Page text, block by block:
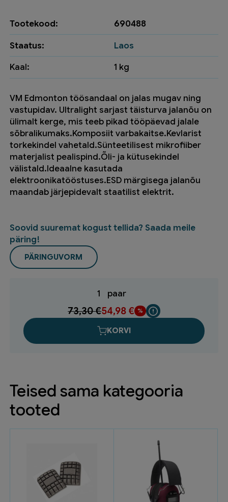
Tootekood: 690488
Staatus: Laos
Kaal: 1 kg
VM Edmonton töösandaal on jalas mugav ning
vastupidav. Ultralight sarjast täisturva jalanõu on
ülimalt kerge, mis teeb pikad tööpäevad jalale
sõbralikumaks.Komposiit varbakaitse.Kevlarist
torkekindel vahetald.Sünteetilisest mikrofiiber
materjalist pealispind.Õli- ja kütusekindel
välistald.Ideaalne kasutada
elektroonikatööstuses.ESD märgisega jalanõu
maandab järjepidevalt staatilist elektrit.
Soovid suuremat kogust tellida? Saada meile
päring!
PÄRINGUVORM
1 paar
73,30€54,98 €
KORVI
Teised sama kategooria
tooted